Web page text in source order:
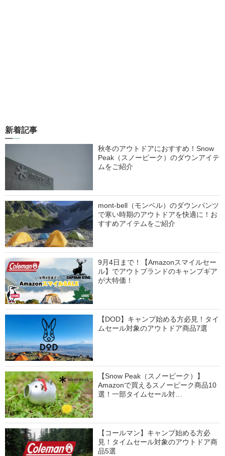
新着記事
秋冬のアウトドアにおすすめ！Snow
Peak（スノーピーク）のダウンアイテ
ムをご紹介
mont-bell（モンベル）のダウンパンツ
で寒い時期のアウトドアを快適に！お
すすめアイテムをご紹介
9月4日まで！【Amazonスマイルセー
ル】でアウトブランドのキャンプギア
が大特価！
【DOD】キャンプ始める方必見！タイ
ムセール対象のアウトドア商品7選
【Snow Peak（スノーピーク）】
Amazonで買えるスノーピーク商品10
選！一部タイムセール対…
【コールマン】キャンプ始める方必
見！タイムセール対象のアウトドア商
品5選